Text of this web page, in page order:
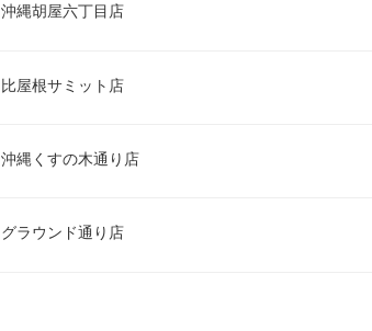
沖縄胡屋六丁目店
比屋根サミット店
沖縄くすの木通り店
グラウンド通り店